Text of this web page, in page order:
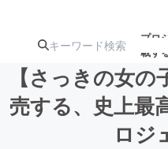
プロ
載す
注目の新
【さっきの女
売する、史上最
ロジ